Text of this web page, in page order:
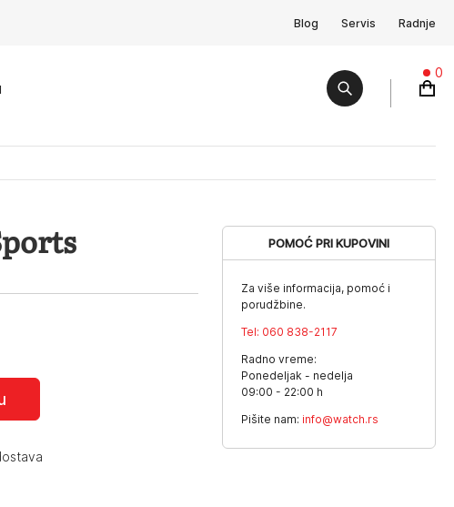
Blog Servis Radnje
0
POMOĆ PRI KUPOVINI
Za više informacija, pomoć i
porudžbine.
Tel: 060 838-2117
Radno vreme:
Ponedeljak - nedelja
09:00 - 22:00 h
Pišite nam: info@watch.rs